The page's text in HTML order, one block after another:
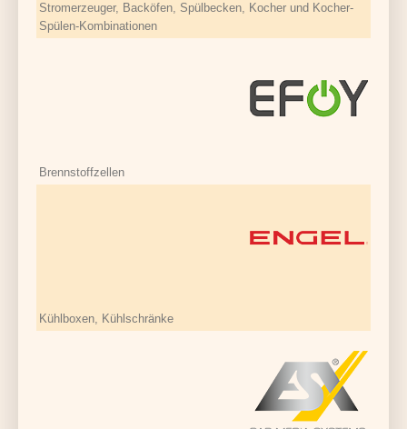
Stromerzeuger, Backöfen, Spülbecken, Kocher und Kocher-
Spülen-Kombinationen
Brennstoffzellen
Kühlboxen, Kühlschränke